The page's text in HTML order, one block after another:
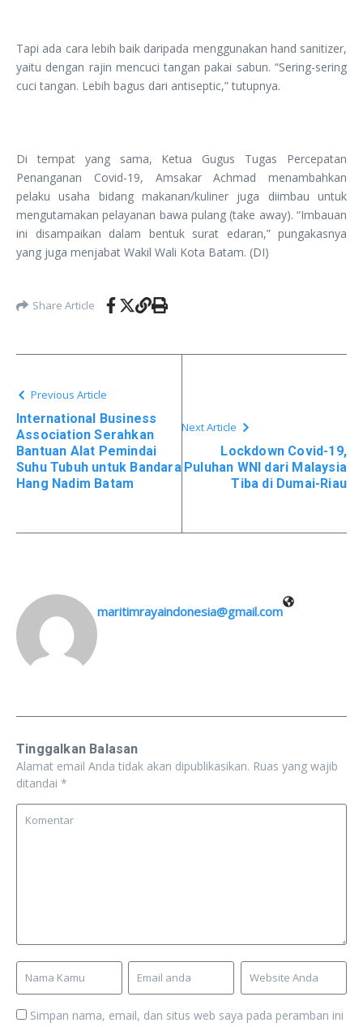
Tapi ada cara lebih baik daripada menggunakan hand sanitizer,
yaitu dengan rajin mencuci tangan pakai sabun. “Sering-sering
cuci tangan. Lebih bagus dari antiseptic,” tutupnya.
Di tempat yang sama, Ketua Gugus Tugas Percepatan
Penanganan Covid-19, Amsakar Achmad menambahkan
pelaku usaha bidang makanan/kuliner juga diimbau untuk
mengutamakan pelayanan bawa pulang (take away). “Imbauan
ini disampaikan dalam bentuk surat edaran,” pungakasnya
yang juga menjabat Wakil Wali Kota Batam. (DI)
Share Article
Previous Article
International Business
Association Serahkan
Bantuan Alat Pemindai
Suhu Tubuh untuk Bandara
Hang Nadim Batam
Next Article
Lockdown Covid-19,
Puluhan WNI dari Malaysia
Tiba di Dumai-Riau
maritimrayaindonesia@gmail.com
Tinggalkan Balasan
Alamat email Anda tidak akan dipublikasikan. Ruas yang wajib
ditandai *
Simpan nama, email, dan situs web saya pada peramban ini